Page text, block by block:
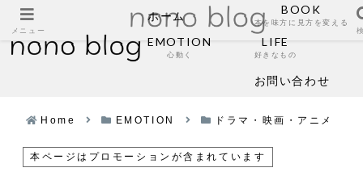
ホーム BOOK
本を味方に見方を変える
EMOTION
心動く
LIFE
好きなもの
お問い合わせ
Home EMOTION ドラマ・映画・アニメ
本ページはプロモーションが含まれています
メニュー